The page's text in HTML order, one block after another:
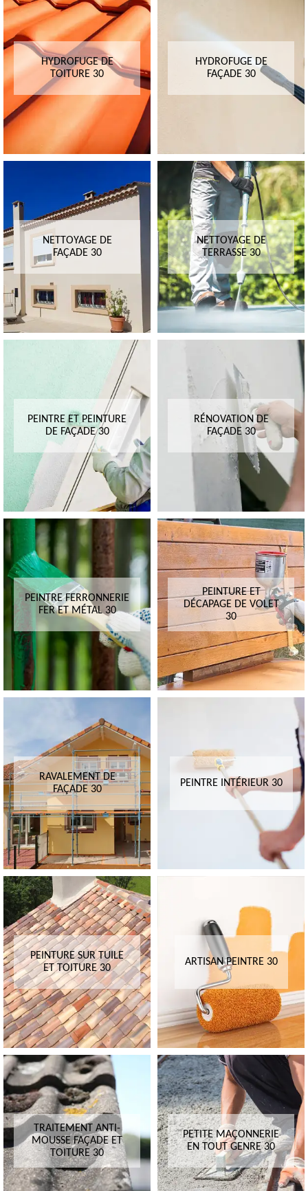
HYDROFUGE DE
TOITURE 30
HYDROFUGE DE
FAÇADE 30
NETTOYAGE DE
FAÇADE 30
NETTOYAGE DE
TERRASSE 30
PEINTRE ET PEINTURE
DE FAÇADE 30
RÉNOVATION DE
FAÇADE 30
PEINTRE FERRONNERIE
FER ET MÉTAL 30
PEINTURE ET
DÉCAPAGE DE VOLET
30
RAVALEMENT DE
FAÇADE 30
PEINTRE INTÉRIEUR 30
PEINTURE SUR TUILE
ET TOITURE 30
ARTISAN PEINTRE 30
TRAITEMENT ANTI-
MOUSSE FAÇADE ET
TOITURE 30
PETITE MAÇONNERIE
EN TOUT GENRE 30